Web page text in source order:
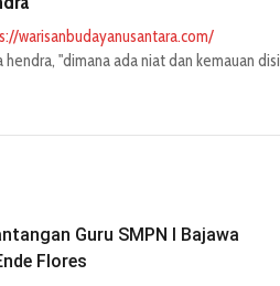
warisanbudayanusantara.com/
hendra, "dimana ada niat dan kemauan
Guru SMPN I Bajawa
Flores